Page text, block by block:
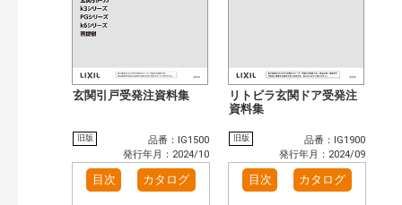
玄関引戸受発注資料集
旧版
品番：IG1500
発行年月：2024/10
目次 カタログ
リトビラ玄関ドア受発注
資料集
旧版
品番：IG1900
発行年月：2024/09
目次 カタログ